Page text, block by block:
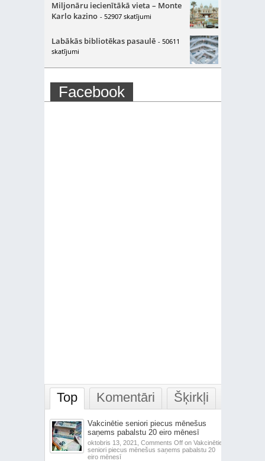
Miljonāru iecienītākā vieta – Monte
Karlo kazino - 52907 skatījumi
Labākās bibliotēkas pasaulē - 50611
skatījumi
Facebook
Top Komentāri Šķirkļi
Vakcinētie seniori piecus mēnešus
saņems pabalstu 20 eiro mēnesī
oktobris 13, 2021, Comments Offon Vakcinētie
seniori piecus mēnešus saņems pabalstu 20
eiro mēnesī